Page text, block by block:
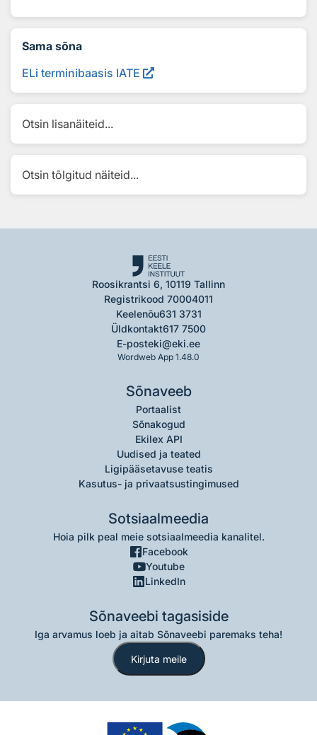
Sama sõna
ELi terminibaasis IATE
Otsin lisanäiteid...
Otsin tõlgitud näiteid...
Roosikrantsi 6, 10119 Tallinn
Registrikood 70004011
Keelenõu631 3731
Üldkontakt617 7500
E-posteki@eki.ee
Wordweb App 1.48.0
Sõnaveeb
Portaalist
Sõnakogud
Ekilex API
Uudised ja teated
Ligipääsetavuse teatis
Kasutus- ja privaatsustingimused
Sotsiaalmeedia
Hoia pilk peal meie sotsiaalmeedia kanalitel.
Facebook
Youtube
LinkedIn
Sõnaveebi tagasiside
Iga arvamus loeb ja aitab Sõnaveebi paremaks teha!
Kirjuta meile